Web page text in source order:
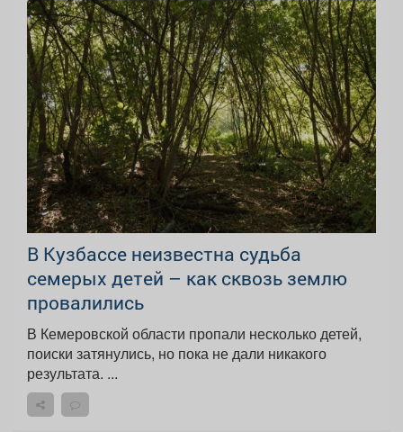
В Кузбассе неизвестна судьба
семерых детей – как сквозь землю
провалились
В Кемеровской области пропали несколько детей,
поиски затянулись, но пока не дали никакого
результата. ...